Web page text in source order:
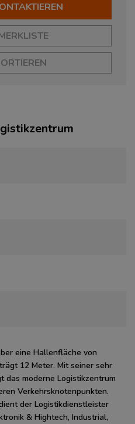
eine Hallenfläche von
12 Meter. Mit seiner sehr
das moderne Logistikzentrum
Verkehrsknotenpunkten.
der Logistikdienstleister
& Hightech, Industrial,